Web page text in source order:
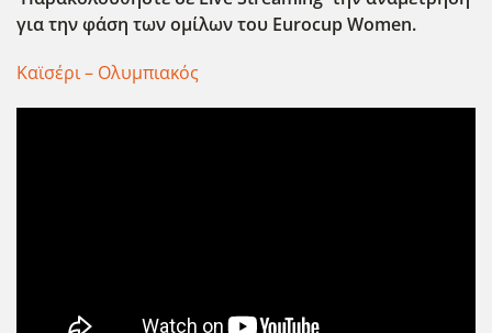
για την φάση των ομίλων του EurocupWomen.
Καϊσέρι – Ολυμπιακός